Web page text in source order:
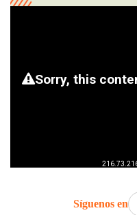
Síguenos en